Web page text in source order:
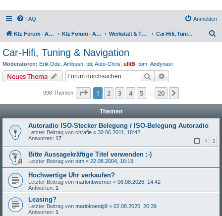
FAQ Anmelden
Kfz Forum - Auto, Motorrad und LKW Kfz Forum - Auto, Motorrad und LKW Werkstatt & Technik Car-Hifi, Tuning & Navigation
Car-Hifi, Tuning & Navigation
Moderatoren: Erik.Ode Ambush tdi Auto-Chris ulliB tom Andynavi
Neues Thema Suche
998 Themen Seite 1von 20
1 2 3 4 5 20
Themen
Autoradio ISO-Stecker Belegung / ISO-Belegung Autoradio
Letzter Beitrag von chrafie « 30.06.2011, 18:42
Antworten: 17 1 2
Bitte Aussagekräftige Titel verwenden ;-)
Letzter Beitrag von tom « 22.08.2004, 16:19
Hochwertige Uhr verkaufen?
Letzter Beitrag von marlonbwerner « 06.08.2026, 14:42
Antworten: 1
Leasing?
Letzter Beitrag von mariokoenig9 « 02.08.2026, 20:39
Antworten: 1